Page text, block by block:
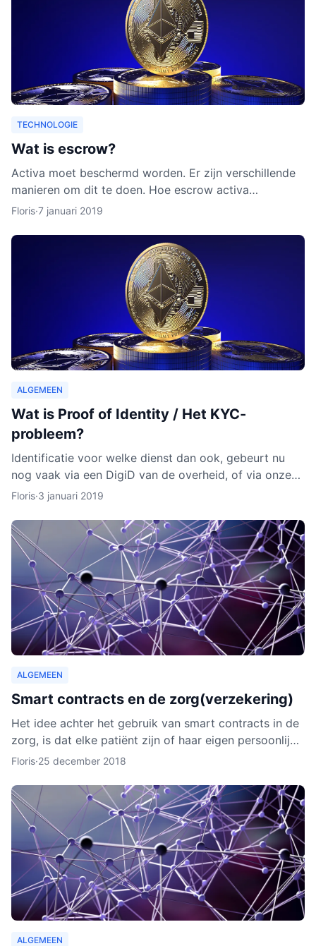
TECHNOLOGIE
Wat is escrow?
Activa moet beschermd worden. Er zijn verschillende
manieren om dit te doen. Hoe escrow activa
beschermt, leggen we uit in dit artikel. Ook leggen we
Floris·7 januari 2019
ALGEMEEN
Wat is Proof of Identity / Het KYC-
probleem?
Identificatie voor welke dienst dan ook, gebeurt nu
nog vaak via een DigiD van de overheid, of via onze
identiteitskaart. In sommige gevallen moeten we zelfs
Floris·3 januari 2019
ALGEMEEN
Smart contracts en de zorg(verzekering)
Het idee achter het gebruik van smart contracts in de
zorg, is dat elke patiënt zijn of haar eigen persoonlijke
data vanaf ieder online apparaat kan inzien en b
Floris·25 december 2018
ALGEMEEN